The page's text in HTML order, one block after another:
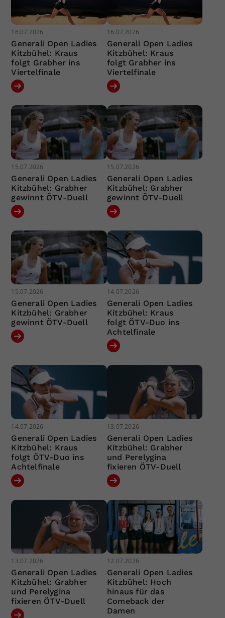
16.07.2026
Generali Open Ladies
Kitzbühel: Kraus
folgt Grabher ins
Viertelfinale
16.07.2026
Generali Open Ladies
Kitzbühel: Kraus
folgt Grabher ins
Viertelfinale
15.07.2026
Generali Open Ladies
Kitzbühel: Grabher
gewinnt ÖTV-Duell
15.07.2026
Generali Open Ladies
Kitzbühel: Grabher
gewinnt ÖTV-Duell
15.07.2026
Generali Open Ladies
Kitzbühel: Grabher
gewinnt ÖTV-Duell
14.07.2026
Generali Open Ladies
Kitzbühel: Kraus
folgt ÖTV-Duo ins
Achtelfinale
14.07.2026
Generali Open Ladies
Kitzbühel: Kraus
folgt ÖTV-Duo ins
Achtelfinale
13.07.2026
Generali Open Ladies
Kitzbühel: Grabher
und Perelygina
fixieren ÖTV-Duell
13.07.2026
Generali Open Ladies
Kitzbühel: Grabher
und Perelygina
fixieren ÖTV-Duell
12.07.2026
Generali Open Ladies
Kitzbühel: Hoch
hinaus für das
Comeback der
Damen